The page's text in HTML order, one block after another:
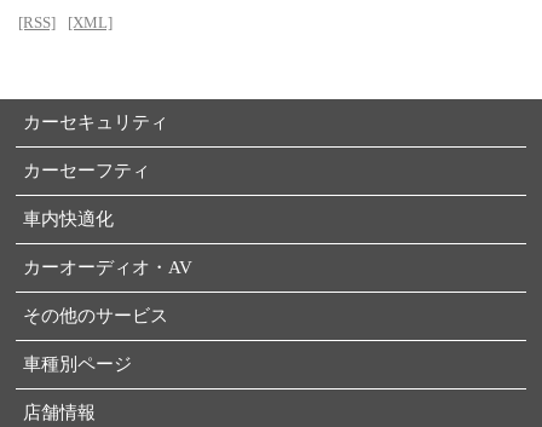
[RSS] [XML]
カーセキュリティ
カーセーフティ
車内快適化
カーオーディオ・AV
その他のサービス
車種別ページ
店舗情報